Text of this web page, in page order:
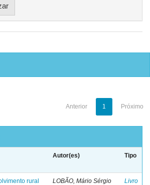
Anterior 1 Próximo
Autor(es) Tipo
rural
LOBÃO, Mário Sérgio
Livro